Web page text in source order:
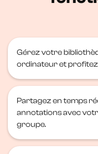
Gérez votre
ordinateur et profitez
Partagez en temps
annotations avec
groupe.